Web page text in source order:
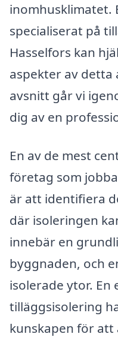
inomhusklimatet.
specialiserat på
Hasselfors kan
aspekter av detta
avsnitt går vi
dig av en
En av de mest
företag som
är att identifiera
där isoleringen
innebär en
byggnaden, och
isolerade ytor. En
tilläggsisolering
kunskapen för